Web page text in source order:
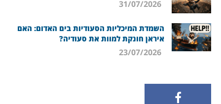
השמדת המיכליות הסעודיות בים האדום: האם
איראן חונקת למוות את סעודיה?